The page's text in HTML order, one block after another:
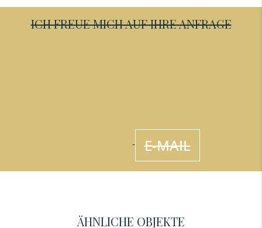
ICH FREUE MICH AUF IHRE ANFRAGE
E-MAIL
ÄHNLICHE OBJEKTE